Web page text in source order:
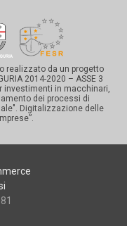
realizzato da un progetto
2014-2020 – ASSE 3
investimenti in macchinari,
dei processi di
Digitalizzazione delle